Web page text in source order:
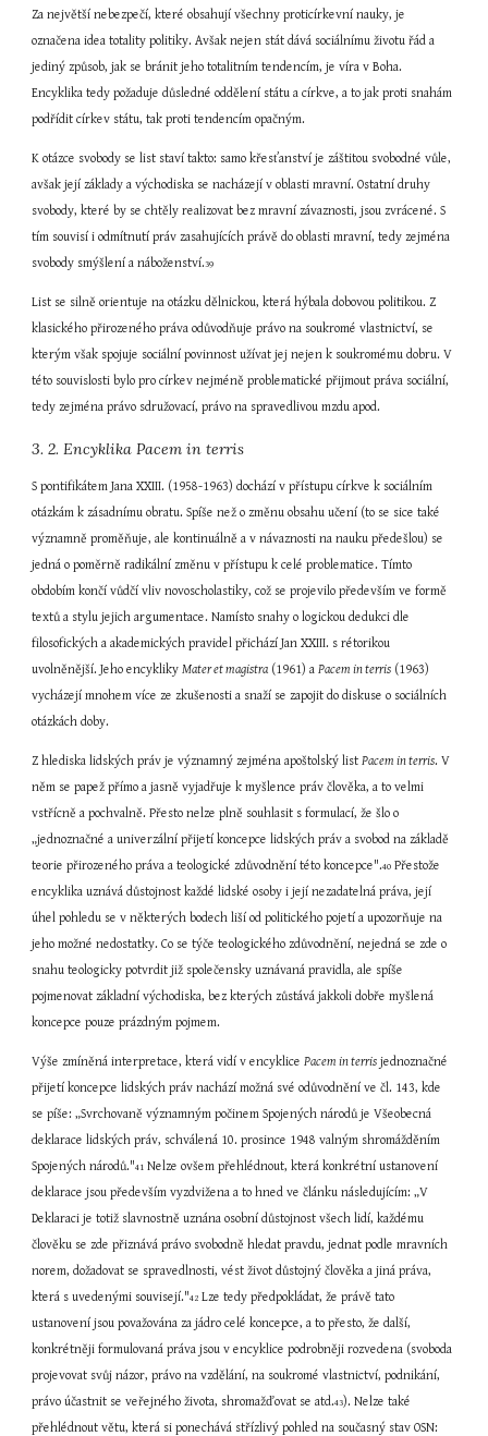
Za největší nebezpečí, které obsahují všechny proticírkevní nauky, je
označena idea totality politiky. Avšak nejen stát dává sociálnímu životu řád a
jediný způsob, jak se bránit jeho totalitním tendencím, je víra v Boha.
Encyklika tedy požaduje důsledné oddělení státu a církve, a to jak proti snahám
podřídit církev státu, tak proti tendencím opačným.
K otázce svobody se list staví takto: samo křesťanství je záštitou svobodné vůle,
avšak její základy a východiska se nacházejí v oblasti mravní. Ostatní druhy
svobody, které by se chtěly realizovat bez mravní závaznosti, jsou zvrácené. S
tím souvisí i odmítnutí práv zasahujících právě do oblasti mravní, tedy zejména
svobody smýšlení a náboženství.39
List se silně orientuje na otázku dělnickou, která hýbala dobovou politikou. Z
klasického přirozeného práva odůvodňuje právo na soukromé vlastnictví, se
kterým však spojuje sociální povinnost užívat jej nejen k soukromému dobru. V
této souvislosti bylo pro církev nejméně problematické přijmout práva sociální,
tedy zejména právo sdružovací, právo na spravedlivou mzdu apod.
3. 2. Encyklika Pacem in terris
S pontifikátem Jana XXIII. (1958-1963) dochází v přístupu církve k sociálním
otázkám k zásadnímu obratu. Spíše než o změnu obsahu učení (to se sice také
významně proměňuje, ale kontinuálně a v návaznosti na nauku předešlou) se
jedná o poměrně radikální změnu v přístupu k celé problematice. Tímto
obdobím končí vůdčí vliv novoscholastiky, což se projevilo především ve formě
textů a stylu jejich argumentace. Namísto snahy o logickou dedukci dle
filosofických a akademických pravidel přichází Jan XXIII. s rétorikou
uvolněnější. Jeho encykliky Mater et magistra (1961) a Pacem in terris (1963)
vycházejí mnohem více ze zkušenosti a snaží se zapojit do diskuse o sociálních
otázkách doby.
Z hlediska lidských práv je významný zejména apoštolský list Pacem in terris. V
něm se papež přímo a jasně vyjadřuje k myšlence práv člověka, a to velmi
vstřícně a pochvalně. Přesto nelze plně souhlasit s formulací, že šlo o
„jednoznačné a univerzální přijetí koncepce lidských práv a svobod na základě
teorie přirozeného práva a teologické zdůvodnění této koncepce".40 Přestože
encyklika uznává důstojnost každé lidské osoby i její nezadatelná práva, její
úhel pohledu se v některých bodech liší od politického pojetí a upozorňuje na
jeho možné nedostatky. Co se týče teologického zdůvodnění, nejedná se zde o
snahu teologicky potvrdit již společensky uznávaná pravidla, ale spíše
pojmenovat základní východiska, bez kterých zůstává jakkoli dobře myšlená
koncepce pouze prázdným pojmem.
Výše zmíněná interpretace, která vidí v encyklice Pacem in terris jednoznačné
přijetí koncepce lidských práv nachází možná své odůvodnění ve čl. 143, kde
se píše: „Svrchovaně významným počinem Spojených národů je Všeobecná
deklarace lidských práv, schválená 10. prosince 1948 valným shromážděním
Spojených národů."41 Nelze ovšem přehlédnout, která konkrétní ustanovení
deklarace jsou především vyzdvižena a to hned ve článku následujícím: „V
Deklaraci je totiž slavnostně uznána osobní důstojnost všech lidí, každému
člověku se zde přiznává právo svobodně hledat pravdu, jednat podle mravních
norem, dožadovat se spravedlnosti, vést život důstojný člověka a jiná práva,
která s uvedenými souvisejí."42 Lze tedy předpokládat, že právě tato
ustanovení jsou považována za jádro celé koncepce, a to přesto, že další,
konkrétněji formulovaná práva jsou v encyklice podrobněji rozvedena (svoboda
projevovat svůj názor, právo na vzdělání, na soukromé vlastnictví, podnikání,
právo účastnit se veřejného života, shromažďovat se atd.43). Nelze také
přehlédnout větu, která si ponechává střízlivý pohled na současný stav OSN: